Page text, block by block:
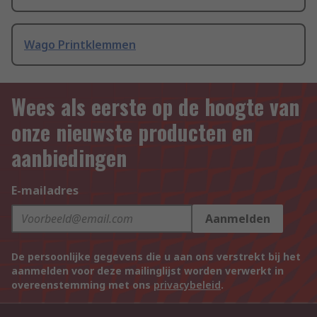
Wago Printklemmen
Wees als eerste op de hoogte van
onze nieuwste producten en
aanbiedingen
E-mailadres
Aanmelden
De persoonlijke gegevens die u aan ons verstrekt bij het
aanmelden voor deze mailinglijst worden verwerkt in
overeenstemming met ons privacybeleid.